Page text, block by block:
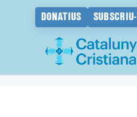
DONATIUS